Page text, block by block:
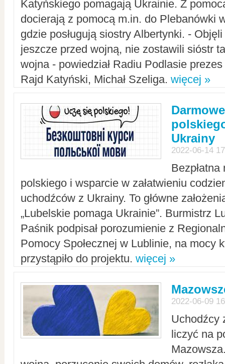
Katyńskiego pomagają Ukrainie. Z
docierają z pomocą m.in. do Plebanówki
gdzie posługują siostry Albertynki. -
jeszcze przed wojną, nie zostawili sióstr
wojna - powiedział Radiu Podlasie
Rajd Katyński, Michał Szeliga. więcej »
Ukrainy
2022-06-14
polskiego i wsparcie w załatwieniu
uchodźców z Ukrainy. To główne
„Lubelskie pomaga Ukrainie”. Burmistrz
Paśnik podpisał porozumienie z
Pomocy Społecznej w Lublinie, na mocy
przystąpiło do projektu. więcej »
2022-06-09
Uchodźcy
liczyć na